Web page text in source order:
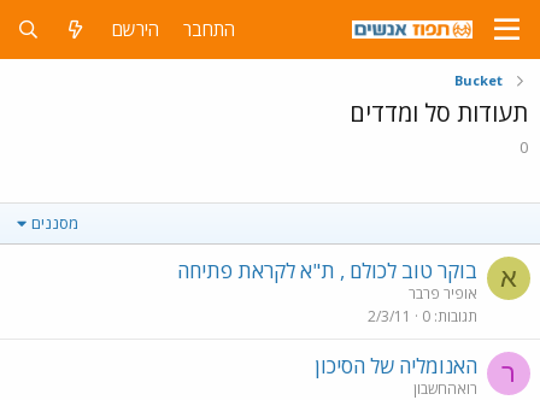
התחבר הירשם
Bucket
תעודות סל ומדדים
0
מסננים
א בוקר טוב לכולם , ת"א לקראת פתיחה
אופיר פרבר
תגובות 0
2/3/11
ר האנומליה של הסיכון
רואהחשבון